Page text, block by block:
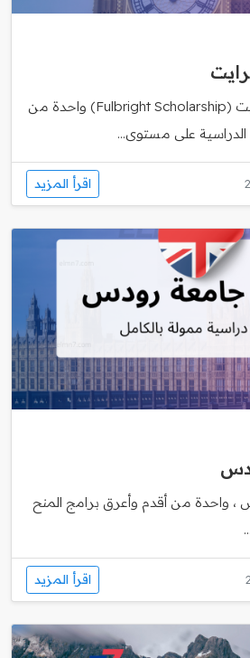
تعد منح جامعة فولبرايت (Fulbright Scholarship) واحدة من
الدراسية على مستوى...
اقرأ المزيد
واحدة من أقدم وأعرق برامج المنح
اقرأ المزيد